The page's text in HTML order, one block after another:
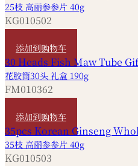
25枝 高丽参参片 40g
KG010502
添加到购物车
花胶筒30头 礼盒 190g
FM010362
添加到购物车
35枝 高丽参参片 40g
KG010503